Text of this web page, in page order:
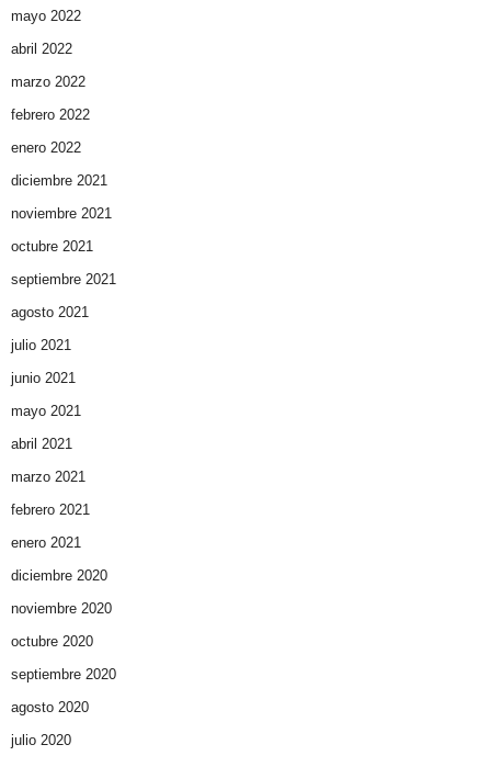
mayo 2022
abril 2022
marzo 2022
febrero 2022
enero 2022
diciembre 2021
noviembre 2021
octubre 2021
septiembre 2021
agosto 2021
julio 2021
junio 2021
mayo 2021
abril 2021
marzo 2021
febrero 2021
enero 2021
diciembre 2020
noviembre 2020
octubre 2020
septiembre 2020
agosto 2020
julio 2020